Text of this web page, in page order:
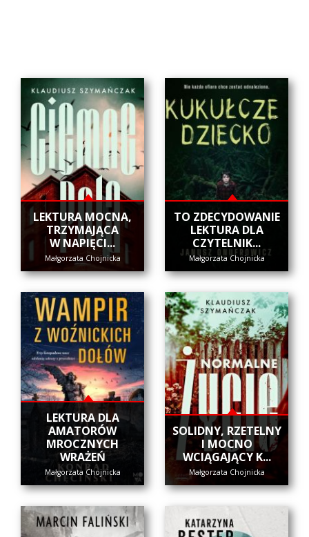
​LEKTURA MOCNA,
TRZYMAJĄCA
W NAPIĘCI...
Małgorzata Chojnicka
​TO ZDECYDOWANIE
LEKTURA DLA
CZYTELNIK...
Małgorzata Chojnicka
LEKTURA DLA
AMATORÓW
MROCZNYCH
WRAŻEŃ
Małgorzata Chojnicka
SOLIDNY, RZETELNY
I MOCNO
WCIĄGAJĄCY K...
Małgorzata Chojnicka